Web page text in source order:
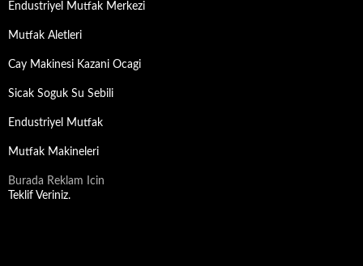
Endustriyel Mutfak Merkezi
Mutfak Aletleri
Cay Makinesi Kazani Ocagi
Sicak Soguk Su Sebili
Endustriyel Mutfak
Mutfak Makineleri
Burada Reklam Icin
Teklif Veriniz.